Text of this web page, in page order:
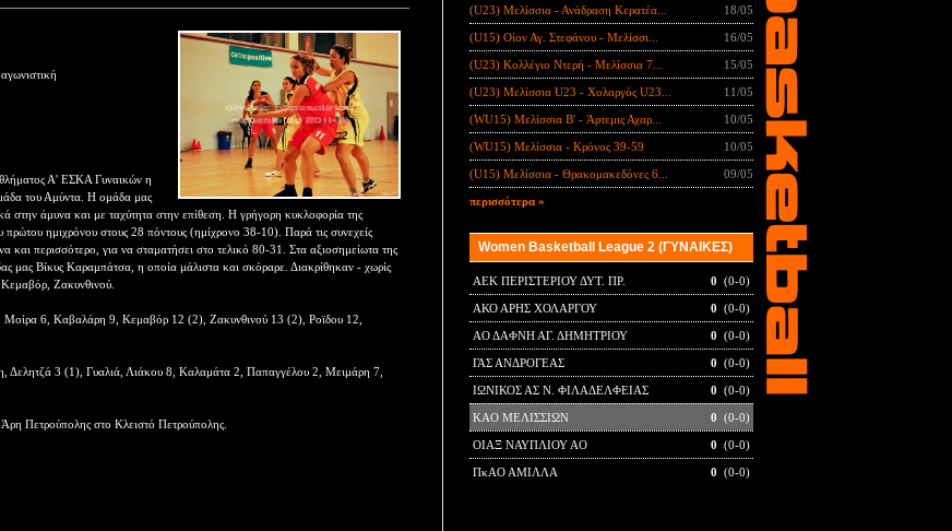
Α' ΕΣΚΑ Γυναικών η
του Αμύντα. Η ομάδα μας
στην άμυνα και με ταχύτητα στην επίθεση. Η γρήγορη κυκλοφορία της
πρώτου ημιχρόνου στους 28 πόντους (ημίχρονο 38-10). Παρά τις συνεχείς
και περισσότερο, για να σταματήσει στο τελικό 80-31. Στα αξιοσημείωτα της
μας Βίκυς Καραμπάτσα, η οποία μάλιστα και σκόραρε. Διακρίθηκαν - χωρίς
Ζακυνθινού.
6, Καβαλάρη 9, Κεμαβόρ 12 (2), Ζακυνθινού 13 (2), Ροϊδου 12,
3 (1), Γυαλιά, Λιάκου 8, Καλαμάτα 2, Παπαγγέλου 2, Μειμάρη 7,
Πετρούπολης στο Κλειστό Πετρούπολης.
(U23) Μελίσσια - Ανάδραση Κερατέα... 18/05
(U15) Οίον Αγ. Στεφάνου - Μελίσσι... 16/05
(U23) Κολλέγιο Ντερή - Μελίσσια 7... 15/05
(U23) Μελίσσια U23 - Χολαργός U23... 11/05
(WU15) Μελίσσια B' - Άρτεμις Αχαρ... 10/05
(WU15) Μελίσσια - Κρόνος 39-59 10/05
(U15) Μελίσσια - Θρακομακεδόνες 6... 09/05
περισσότερα »
Women Basketball League 2 (ΓΥΝΑΙΚΕΣ)
ΑΕΚ ΠΕΡΙΣΤΕΡΙΟΥ ΔΥΤ. ΠΡ. 0 (0-0)
ΑΚΟ ΑΡΗΣ ΧΟΛΑΡΓΟΥ 0 (0-0)
ΑΟ ΔΑΦΝΗ ΑΓ. ΔΗΜΗΤΡΙΟΥ 0 (0-0)
ΓΑΣ ΑΝΔΡΟΓΕΑΣ 0 (0-0)
ΙΩΝΙΚΟΣ ΑΣ Ν. ΦΙΛΑΔΕΛΦΕΙΑΣ 0 (0-0)
ΚΑΟ ΜΕΛΙΣΣΙΩΝ 0 (0-0)
ΟΙΑΞ ΝΑΥΠΛΙΟΥ ΑΟ 0 (0-0)
ΠκΑΟ ΑΜΙΛΛΑ 0 (0-0)